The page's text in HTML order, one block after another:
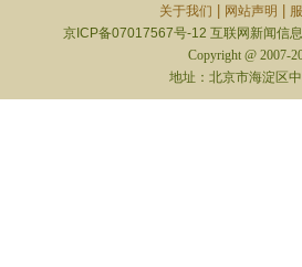
关于我们 | 网站声明 |
京ICP备07017567号-12 互联网新闻信
Copyright @ 2007-
地址：北京市海淀区